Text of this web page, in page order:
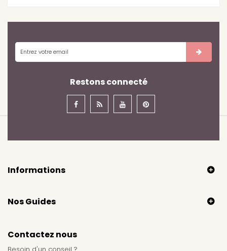
Restons connecté
Informations
Nos Guides
Contactez nous